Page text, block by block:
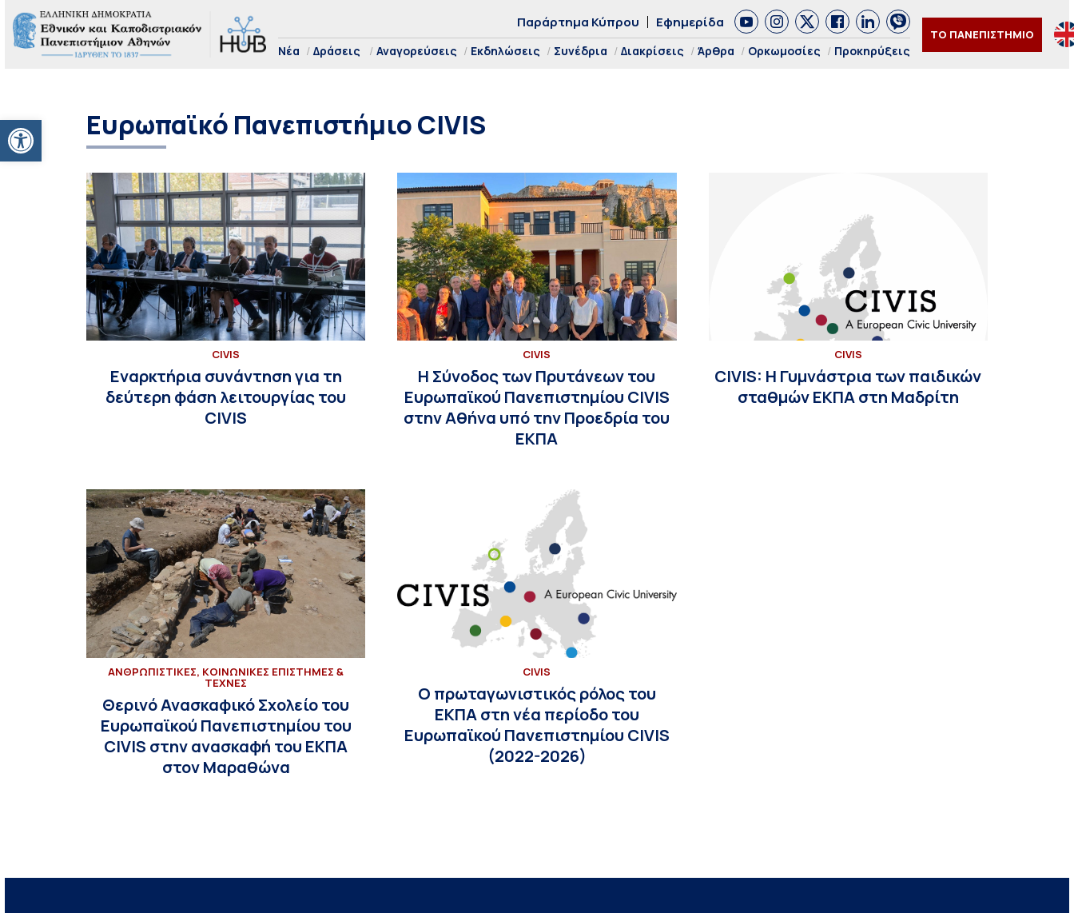
Ανοίξτε τη γραμμή εργαλείων
Παράρτημα Κύπρου Εφημερίδα
Νέα Δράσεις Αναγορεύσεις Εκδηλώσεις Συνέδρια Διακρίσεις Άρθρα Ορκωμοσίες Προκηρύξεις
ΤΟ ΠΑΝΕΠΙΣΤΗΜΙΟ
Ευρωπαϊκό Πανεπιστήμιο CIVIS
CIVIS
Εναρκτήρια συνάντηση για τη
δεύτερη φάση λειτουργίας του
CIVIS
CIVIS
Η Σύνοδος των Πρυτάνεων του
Ευρωπαϊκού Πανεπιστημίου CIVIS
στην Αθήνα υπό την Προεδρία του
ΕΚΠΑ
CIVIS
CIVIS: Η Γυμνάστρια των παιδικών
σταθμών ΕΚΠΑ στη Μαδρίτη
ΑΝΘΡΩΠΙΣΤΙΚΕΣ, ΚΟΙΝΩΝΙΚΕΣ ΕΠΙΣΤΗΜΕΣ &
ΤΕΧΝΕΣ
Θερινό Ανασκαφικό Σχολείο του
Ευρωπαϊκού Πανεπιστημίου του
CIVIS στην ανασκαφή του ΕΚΠΑ
στον Μαραθώνα
CIVIS
Ο πρωταγωνιστικός ρόλος του
ΕΚΠΑ στη νέα περίοδο του
Ευρωπαϊκού Πανεπιστημίου CIVIS
(2022-2026)